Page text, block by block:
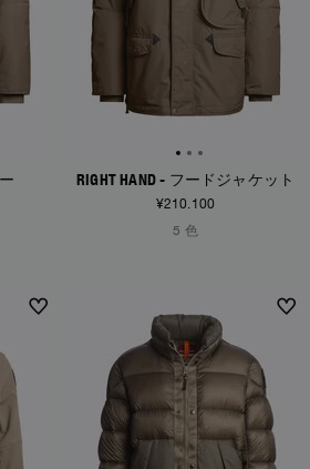
RIGHT HAND - フードジャケット
¥210.100
5 色
NEW ARRIVALS